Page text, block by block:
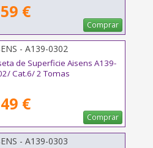
€
Comprar
- A139-0302
de Superficie Aisens A139-
Cat.6/ 2 Tomas
€
Comprar
- A139-0303